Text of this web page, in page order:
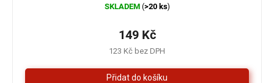
hodnocení
je
4,3
z
5
hvězdiček.
SKLADEM (>20 ks)
123 Kč bez DPH
149 Kč